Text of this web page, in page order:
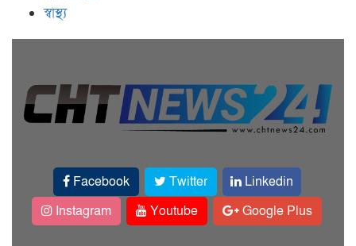
স্বাস্থ্য
Facebook Twitter
Linkedin
Instagram
Youtube Google Plus